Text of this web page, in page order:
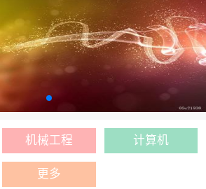
机械工程 计算机
更多